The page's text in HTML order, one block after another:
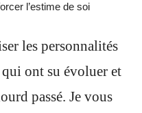
l’estime de soi
les personnalités
ont su évoluer et
passé. Je vous